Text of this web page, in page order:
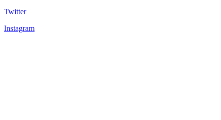
Twitter
Instagram